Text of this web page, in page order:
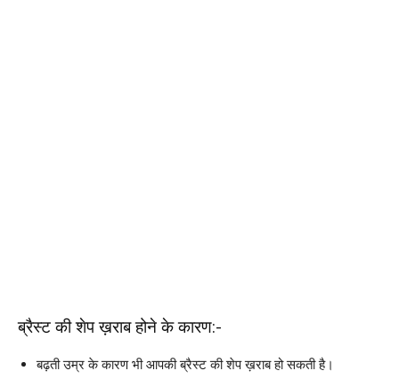
ब्रैस्ट की शेप ख़राब होने के कारण:-
बढ़ती उम्र के कारण भी आपकी ब्रैस्ट की शेप ख़राब हो सकती है।